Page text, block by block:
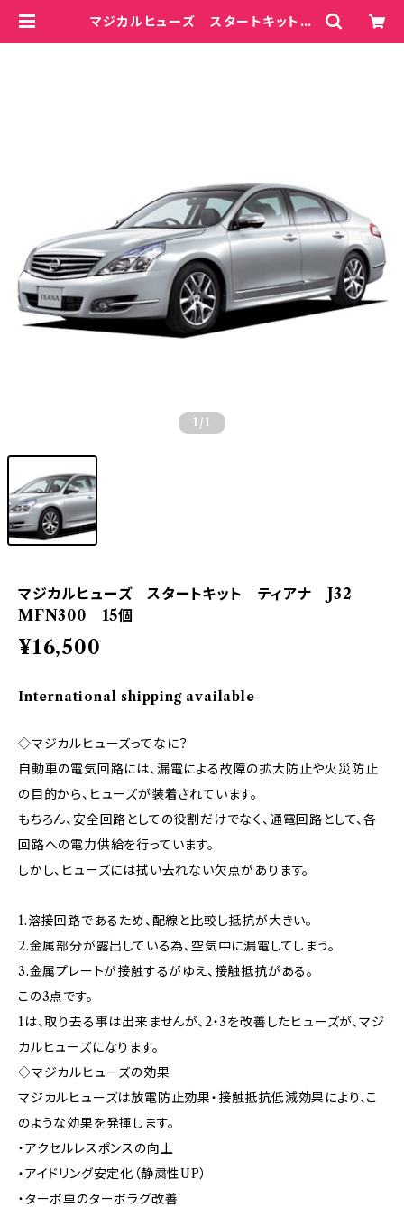
マジカルヒューズ スタートキット
1 /1
マジカルヒューズ スタートキット ティアナ J32
MFN300 15個
¥16,500
International shipping available
◇マジカルヒューズってなに？
自動車の電気回路には、漏電による故障の拡大防止や火災防止
の目的から、ヒューズが装着されています。
もちろん、安全回路としての役割だけでなく、通電回路として、各
回路への電力供給を行っています。
しかし、ヒューズには拭い去れない欠点があります。
1.溶接回路であるため、配線と比較し抵抗が大きい。
2.金属部分が露出している為、空気中に漏電してしまう。
3.金属プレートが接触するがゆえ、接触抵抗がある。
この3点です。
1は、取り去る事は出来ませんが、2・3を改善したヒューズが、マジ
カルヒューズになります。
◇マジカルヒューズの効果
マジカルヒューズは放電防止効果・接触抵抗低減効果により、こ
のような効果を発揮します。
・アクセルレスポンスの向上
・アイドリング安定化（静粛性UP）
・ターボ車のターボラグ改善